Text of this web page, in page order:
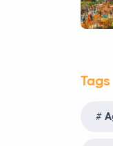
Tags